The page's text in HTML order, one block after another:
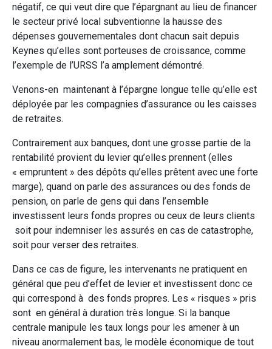
négatif, ce qui veut dire que l’épargnant au lieu de financer
le secteur privé local subventionne la hausse des
dépenses gouvernementales dont chacun sait depuis
Keynes qu’elles sont porteuses de croissance, comme
l’exemple de l’URSS l’a amplement démontré.
Venons-en maintenant à l’épargne longue telle qu’elle est
déployée par les compagnies d’assurance ou les caisses
de retraites.
Contrairement aux banques, dont une grosse partie de la
rentabilité provient du levier qu’elles prennent (elles
« empruntent » des dépôts qu’elles prêtent avec une forte
marge), quand on parle des assurances ou des fonds de
pension, on parle de gens qui dans l’ensemble
investissent leurs fonds propres ou ceux de leurs clients
soit pour indemniser les assurés en cas de catastrophe,
soit pour verser des retraites.
Dans ce cas de figure, les intervenants ne pratiquent en
général que peu d’effet de levier et investissent donc ce
qui correspond à des fonds propres. Les « risques » pris
sont en général à duration très longue. Si la banque
centrale manipule les taux longs pour les amener à un
niveau anormalement bas, le modèle économique de tout